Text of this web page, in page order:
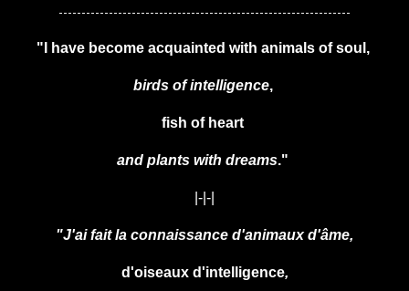
----------------------------------------------------------------
"I have become acquainted with animals of soul,
birds of intelligence,
fish of heart
and plants with dreams."
|-|-|
"J'ai fait la connaissance d'animaux d'âme,
d'oiseaux d'intelligence,